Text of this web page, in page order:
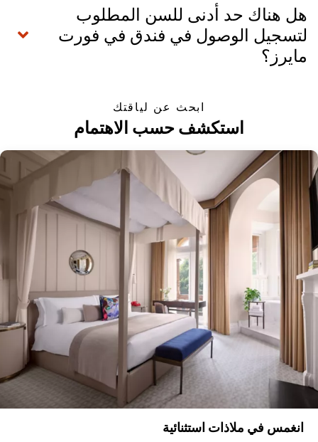
هل هناك حد أدنى للسن المطلوب
لتسجيل الوصول في فندق في فورت
مايرز؟
ابحث عن لياقتك
استكشف حسب الاهتمام
انغمس في ملاذات استثنائية